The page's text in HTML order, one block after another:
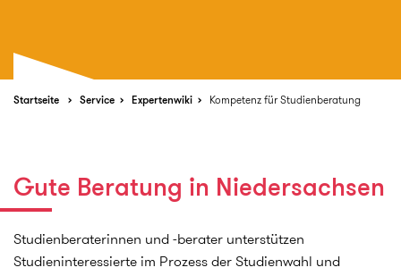
Startseite Service Expertenwiki Kompetenz für Studienberatung
Gute Beratung in Niedersachsen
Studienberaterinnen und -berater unterstützen
Studieninteressierte im Prozess der Studienwahl und